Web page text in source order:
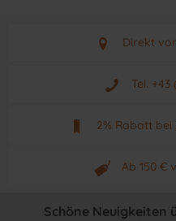
Direkt
Aus
Tel. +43
Mo -
2% Rabatt
Ab 150 €
Schöne Neuigkeiten